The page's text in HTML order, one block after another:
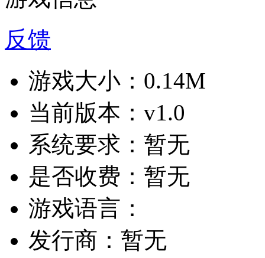
反馈
游戏大小： 0.14M
当前版本： v1.0
系统要求： 暂无
是否收费： 暂无
游戏语言：
发行商： 暂无